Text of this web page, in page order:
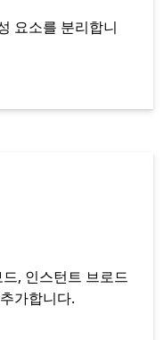
요소를 분리합니
, 인스턴트 브로드
가합니다.